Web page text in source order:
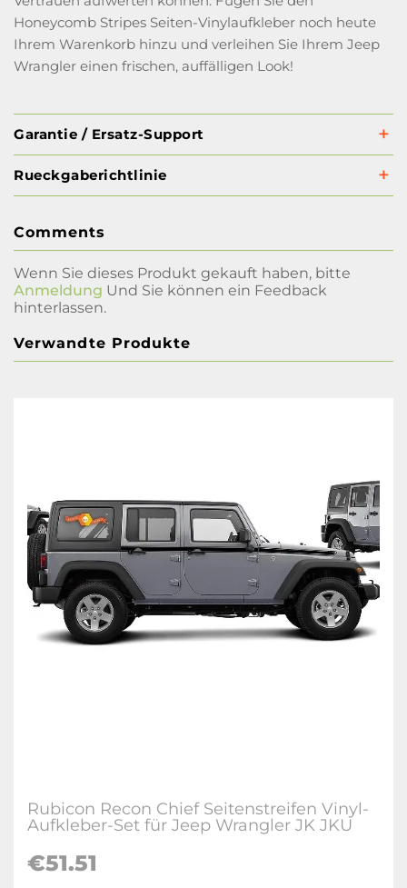
Honeycomb Stripes Seiten-Vinylaufkleber noch heute
Ihrem Warenkorb hinzu und verleihen Sie Ihrem Jeep
Wrangler einen frischen, auffälligen Look!
Garantie / Ersatz-Support
Rueckgaberichtlinie
Comments
Wenn Sie dieses Produkt gekauft haben, bitte
Anmeldung Und Sie können ein Feedback
hinterlassen.
Verwandte Produkte
Rubicon Recon Chief Seitenstreifen Vinyl-
Aufkleber-Set für Jeep Wrangler JK JKU
€51.51